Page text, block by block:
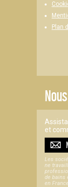
Plan
et
Les
ne
de bains
en